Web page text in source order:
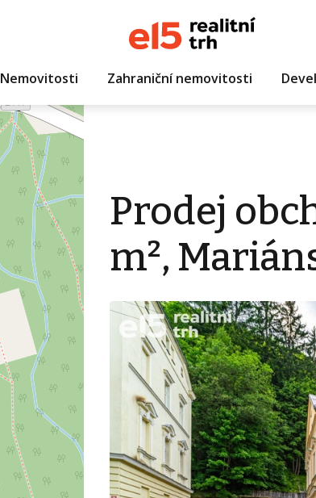
Nemovitosti Zahraniční nemovitosti
Prodej
m²,